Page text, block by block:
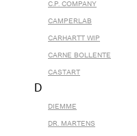
C.P. COMPANY
CAMPERLAB
CARHARTT WIP
CARNE BOLLENTE
CASTART
D
DIEMME
DR. MARTENS